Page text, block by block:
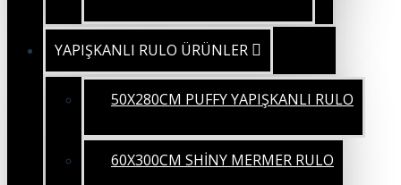
YAPIŞKANLI RULO ÜRÜNLER
50X280CM PUFFY YAPIŞKANLI RULO
60X300CM SHİNY MERMER RULO